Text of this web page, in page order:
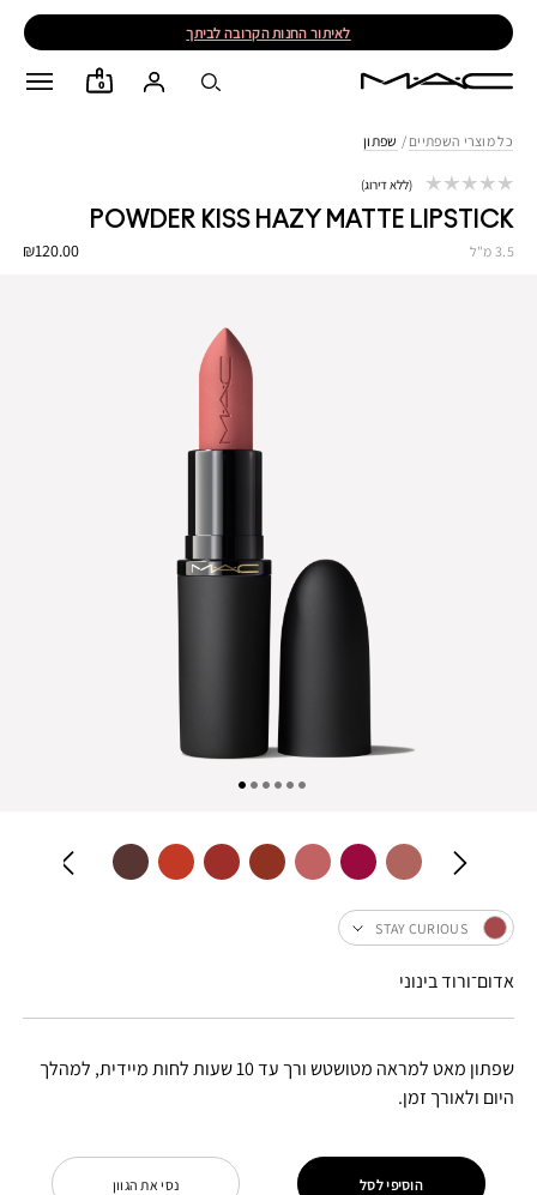
לאיתור החנות הקרובה לביתך
0
כל מוצרי השפתיים / שפתון
POWDER KISS HAZY MATTE LIPSTICK
₪120.00 3.5 מ"ל
ללא דירוג
שפתון מאט למראה מטושטש ורך עד 10 שעות לחות מיידית, למהלך
היום ולאורך זמן.
STAY CURIOUS
אדום־ורוד בינוני
נסי את הגוון הוסיפי לסל